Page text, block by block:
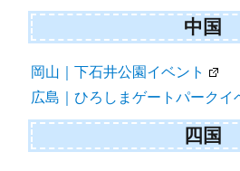
中国
岡山｜下石井公園イベント
広島｜ひろしまゲートパークイ
四国